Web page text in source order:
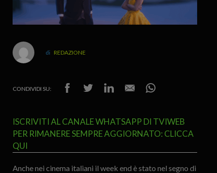
REDAZIONE
CONDIVIDI SU:
ISCRIVITI AL CANALE WHATSAPP DI TVIWEB
PER RIMANERE SEMPRE AGGIORNATO: CLICCA
QUI
Anche nei cinema italiani il week end è stato nel segno di